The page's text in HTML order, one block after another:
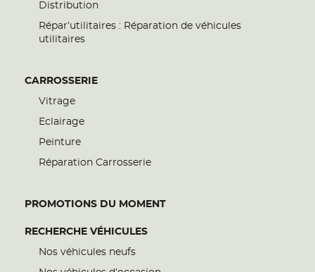
Distribution
Répar’utilitaires : Réparation de véhicules
utilitaires
CARROSSERIE
Vitrage
Eclairage
Peinture
Réparation Carrosserie
PROMOTIONS DU MOMENT
RECHERCHE VÉHICULES
Nos véhicules neufs